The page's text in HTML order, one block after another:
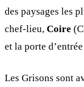
des paysages les
chef-lieu, Coire
et la porte
Les Grisons sont